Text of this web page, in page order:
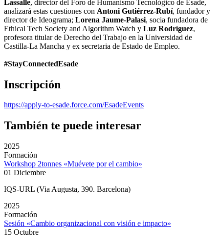
Lassalle, director del Foro de Humanismo Tecnológico de Esade,
analizará estas cuestiones con Antoni Gutiérrez-Rubí, fundador y
director de Ideograma; Lorena Jaume-Palasi, socia fundadora de
Ethical Tech Society and Algorithm Watch y Luz Rodríguez,
profesora titular de Derecho del Trabajo en la Universidad de
Castilla-La Mancha y ex secretaria de Estado de Empleo.
#StayConnectedEsade
Inscripción
https://apply-to-esade.force.com/EsadeEvents
También te puede interesar
2025
Formación
Workshop 2tonnes «Muévete por el cambio»
01 Diciembre
IQS-URL (Via Augusta, 390. Barcelona)
2025
Formación
Sesión «Cambio organizacional con visión e impacto»
15 Octubre